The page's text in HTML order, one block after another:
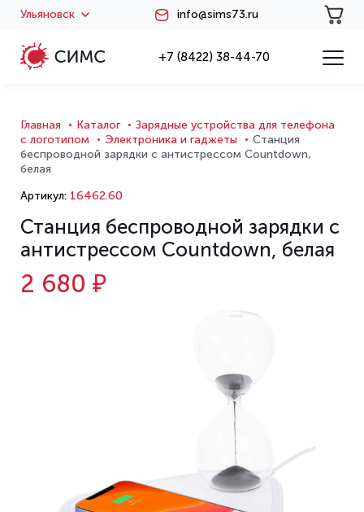
Ульяновск info@sims73.ru
+7 (8422) 38-44-70
Главная Каталог
Зарядные устройства для телефона
с логотипом
Электроника и гаджеты
Станция
беспроводной зарядки с антистрессом Countdown,
белая
Артикул: 16462.60
Станция беспроводной зарядки с
антистрессом Countdown, белая
2 680 ₽